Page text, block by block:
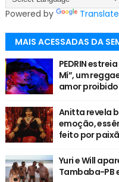
Powered by Translate
MAIS ACESSADAS DA
PEDRIN
Mí”, um
amor proibido
Anitta revela
emoção,
feito por
Yuri e Will
Tambaba-PB